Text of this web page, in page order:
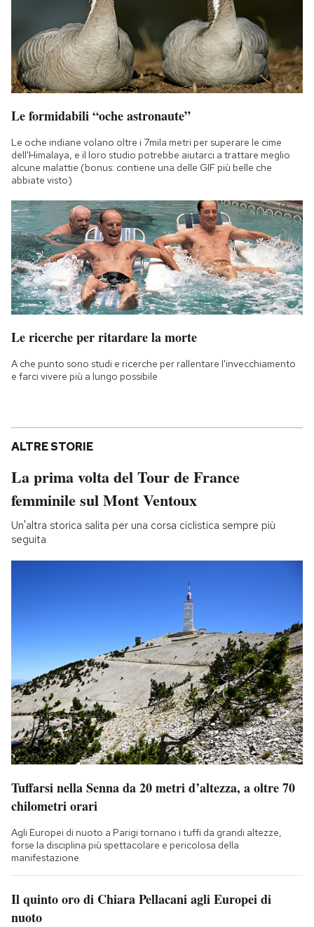
Le formidabili “oche astronaute”
Le oche indiane volano oltre i 7mila metri per superare le cime
dell'Himalaya, e il loro studio potrebbe aiutarci a trattare meglio
alcune malattie (bonus: contiene una delle GIF più belle che
abbiate visto)
Le ricerche per ritardare la morte
A che punto sono studi e ricerche per rallentare l'invecchiamento
e farci vivere più a lungo possibile
ALTRE STORIE
La prima volta del Tour de France
femminile sul Mont Ventoux
Un'altra storica salita per una corsa ciclistica sempre più
seguita
Tuffarsi nella Senna da 20 metri d’altezza, a oltre 70
chilometri orari
Agli Europei di nuoto a Parigi tornano i tuffi da grandi altezze,
forse la disciplina più spettacolare e pericolosa della
manifestazione
Il quinto oro di Chiara Pellacani agli Europei di
nuoto